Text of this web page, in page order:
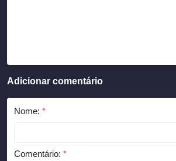
Adicionar comentário
Nome: *
Comentário: *